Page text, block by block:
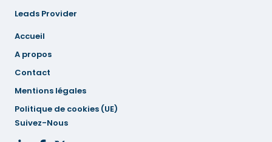
Leads Provider
Accueil
A propos
Contact
Mentions légales
Politique de cookies (UE)
Suivez-Nous